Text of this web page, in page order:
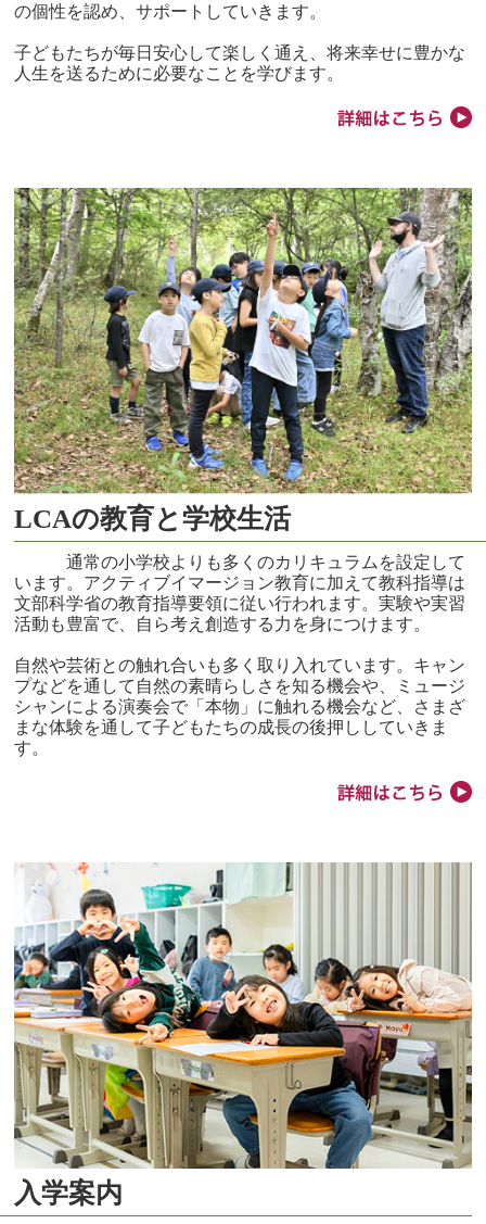
の個性を認め、サポートしていきます。
子どもたちが毎日安心して楽しく通え、将来幸せに豊かな
人生を送るために必要なことを学びます。
LCAの教育と学校生活
通常の小学校よりも多くのカリキュラムを設定して
います。アクティブイマージョン教育に加えて教科指導は
文部科学省の教育指導要領に従い行われます。実験や実習
活動も豊富で、自ら考え創造する力を身につけます。
自然や芸術との触れ合いも多く取り入れています。キャン
プなどを通して自然の素晴らしさを知る機会や、ミュージ
シャンによる演奏会で「本物」に触れる機会など、さまざ
まな体験を通して子どもたちの成長の後押ししていきま
す。
入学案内